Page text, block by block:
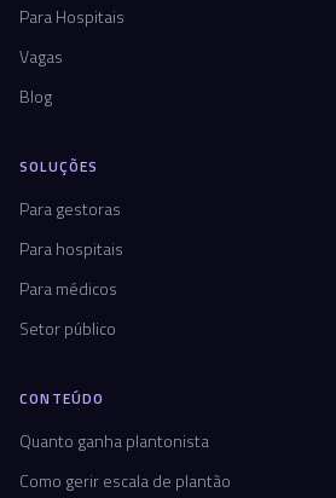
Para Hospitais
Vagas
Blog
SOLUÇÕES
Para gestoras
Para hospitais
Para médicos
Setor público
CONTEÚDO
Quanto ganha plantonista
Como gerir escala de plantão